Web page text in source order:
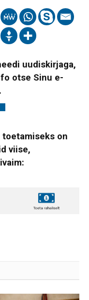
uudiskirjaga,
otse Sinu e-
on
viise,